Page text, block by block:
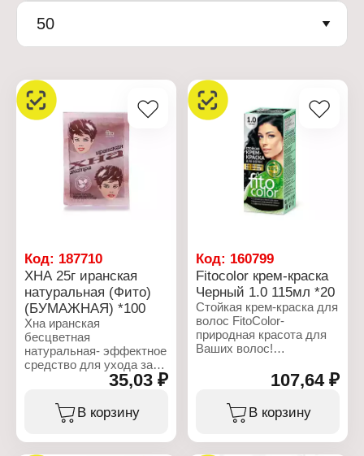
50
Код: 187710
ХНА 25г иранская
натуральная (Фито)
(БУМАЖНАЯ) *100
Хна иранская
бесцветная
натуральная- эффектное
средство для ухода за
волосами, кожей головы
и телом. Хна бесцветная
обладает вяжущим,
очищающим и
35,03 ₽
В корзину
Код: 160799
Fitocolor крем-краска
Черный 1.0 115мл *20
Стойкая крем-краска для
волос FitoColor-
природная красота для
Ваших волос!
краска, разработанная
на основе натуральных
природных компонентов!
Нежная кремовая
обволакивая каждый
107,64 ₽
В корзину